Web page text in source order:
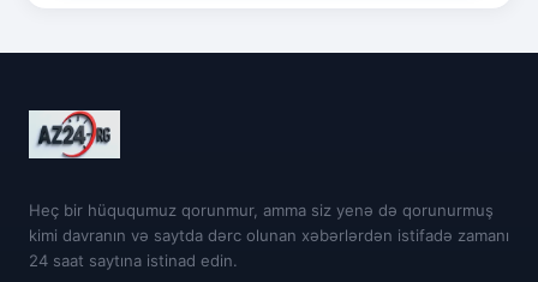
Heç bir hüququmuz qorunmur, amma siz yenə də qorunurmuş
kimi davranın və saytda dərc olunan xəbərlərdən istifadə zamanı
24 saat saytına istinad edin.